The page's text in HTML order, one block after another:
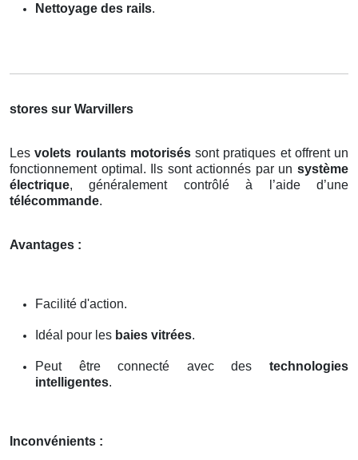
Nettoyage des rails.
stores sur Warvillers
Lesvolets roulants motoriséssont pratiques et offrent un
fonctionnement optimal. Ils sont actionnés par un système
électrique, généralement contrôlé à l’aide d’une
télécommande.
Avantages :
Facilité d'action.
Idéal pour les baies vitrées.
Peut être connecté avec des technologies
intelligentes.
Inconvénients :